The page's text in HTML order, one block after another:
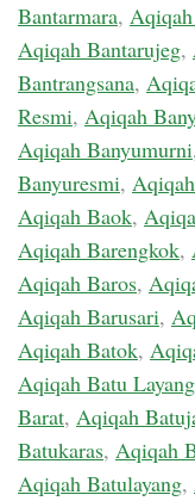
Bantarmara,
Aqiqah Bantarujeg,
Bantrangsana,
Resmi, Aqiqah
Aqiqah Banyumurni
Banyuresmi,
Aqiqah Baok,
Aqiqah Barengkok,
Aqiqah Baros,
Aqiqah Barusari,
Aqiqah Batok,
Aqiqah Batu Layang
Barat, Aqiqah
Batukaras, Aqiqah
Aqiqah Batulayang,